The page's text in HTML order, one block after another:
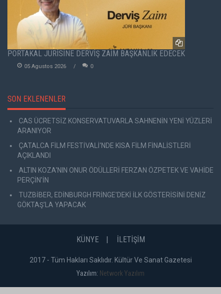
PORTAKAL JÜRİSİNE DERVİŞ ZAİM BAŞKANLIK EDECEK
05 Agustos 2026 0
SON EKLENENLER
CAS ÜCRETSİZ KONSERVATUVARLA SAHNENİN YENİ YÜZLERİ
ARANIYOR
ÇATALCA FİLM FESTİVALİ'NDE KISA FİLM FİNALİSTLERİ
AÇIKLANDI
ALTIN KOZA'NIN ONUR ÖDÜLLERİ FERZAN ÖZPETEK VE VAHİDE
PERÇİN'İN
TUZBİBER, EDİNBURGH FRİNGE'DEKİ İLK GÖSTERİSİNİ DENİZ
GÖKTAŞ'LA YAPACAK
KÜNYE İLETİŞİM
2017 - Tüm Hakları Saklıdır. Kültür Ve Sanat Gazetesi
Yazılım: Network Yazılım